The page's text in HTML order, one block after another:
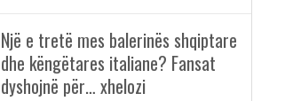
Një e tretë mes balerinës shqiptare
dhe këngëtares italiane? Fansat
dyshojnë për… xhelozi